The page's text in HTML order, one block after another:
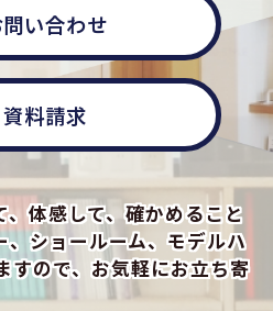
い合わせ
資料請求
体感して、確かめること
、ショールーム、モデルハ
すので、お気軽にお立ち寄